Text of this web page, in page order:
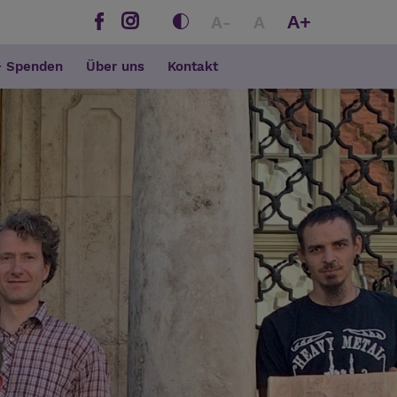
A- A A+
Spenden Über uns Kontakt